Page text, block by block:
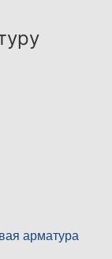
арматура